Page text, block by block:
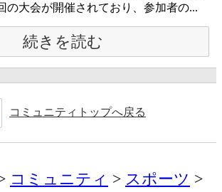
の大会が開催されており、参加者の...
続きを読む
コミュニティトップへ戻る
コミュニティ
スポーツ